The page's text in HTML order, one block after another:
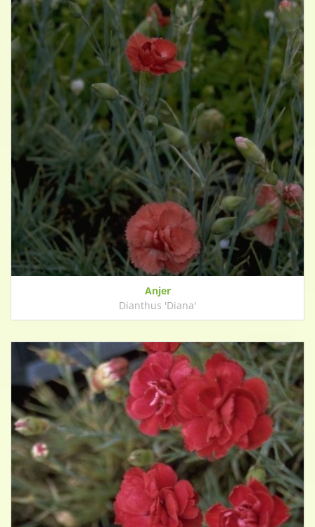
Anjer
Dianthus 'Diana'